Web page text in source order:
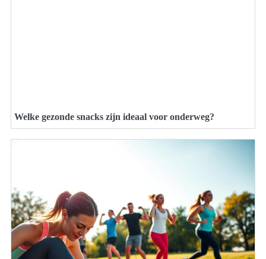
Welke gezonde snacks zijn ideaal voor onderweg?